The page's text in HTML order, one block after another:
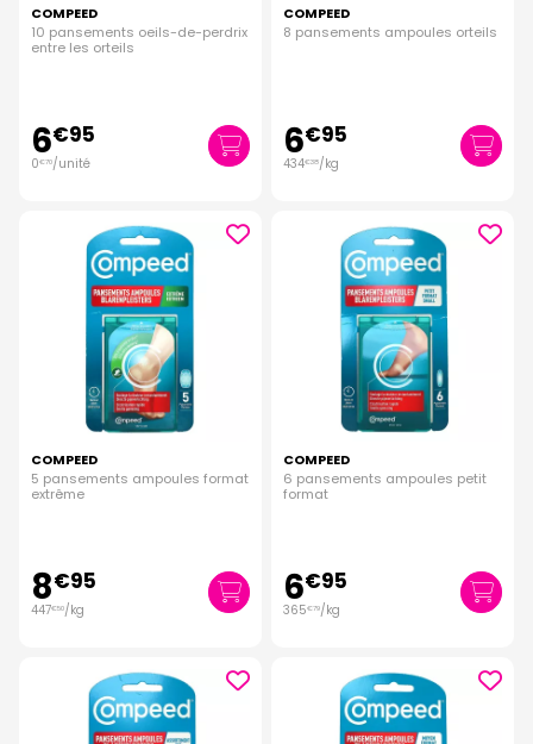
COMPEED
10 pansements oeils-de-perdrix
entre les orteils
6€95
0€70/unité
COMPEED
8 pansements ampoules orteils
6€95
434€38/kg
COMPEED
5 pansements ampoules format
extrême
8€95
447€50/kg
COMPEED
6 pansements ampoules petit
format
6€95
365€79/kg